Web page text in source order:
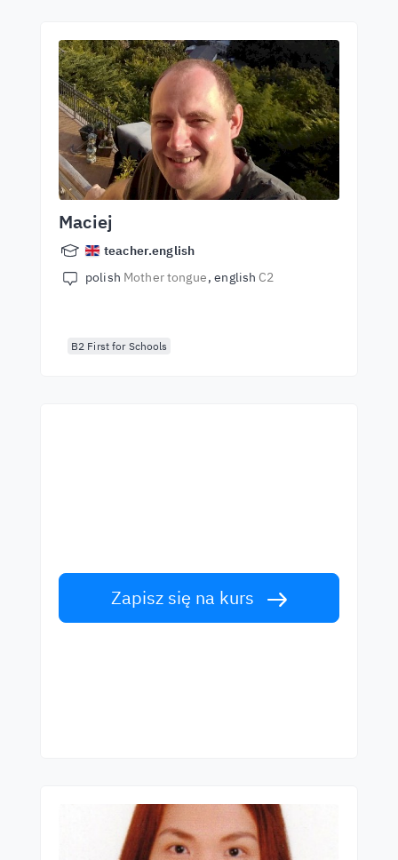
Maciej
teacher.english
polish Mother tongue english C2
B2 First for Schools
Zapisz się na kurs